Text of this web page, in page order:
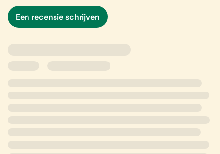
zij zelf binnenkort ook ineens kan verdwijnen.
Een recensie schrijven